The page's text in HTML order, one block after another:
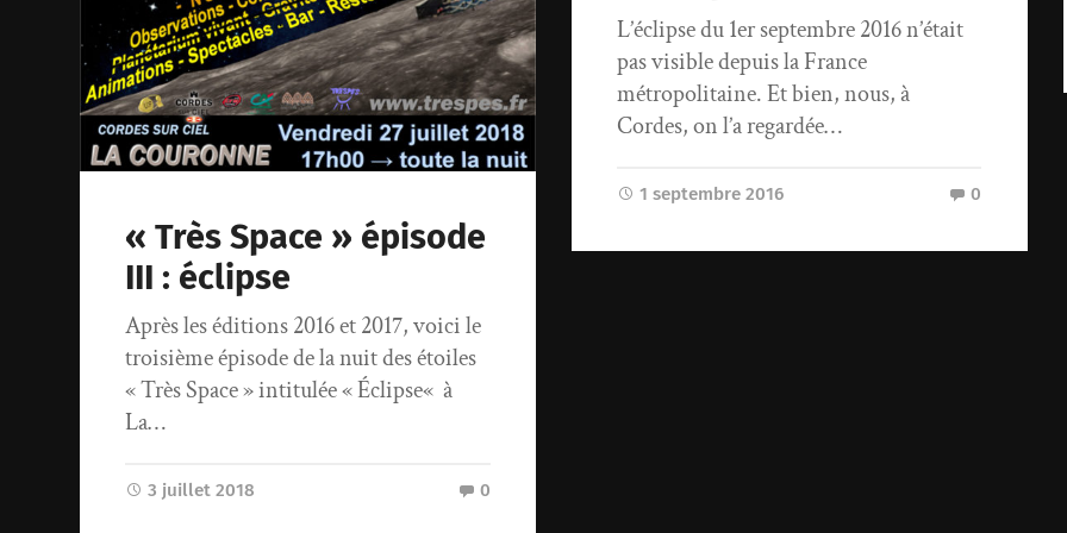
« Très Space » épisode
III : éclipse
Après les éditions 2016 et 2017, voici le
troisième épisode de la nuit des étoiles
« Très Space » intitulée « Éclipse« à
La…
3 juillet 2018 0
L’éclipse du 1er septembre 2016 n’était
pas visible depuis la France
métropolitaine. Et bien, nous, à
Cordes, on l’a regardée…
1 septembre 2016 0